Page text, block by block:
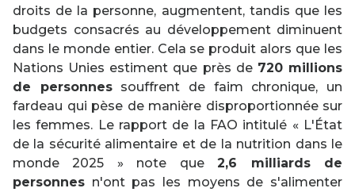
droits de la personne, augmentent, tandis que les
budgets consacrés au développement diminuent
dans le monde entier. Cela se produit alors que les
Nations Unies estiment que près de 720 millions
de personnessouffrent de faim chronique, un
fardeau qui pèse de manière disproportionnée sur
les femmes. Le rapport de la FAO intitulé « L'État
de la sécurité alimentaire et de la nutrition dans le
monde 2025 » note que2,6 milliards de
personnes n'ont pas les moyens de s'alimenter